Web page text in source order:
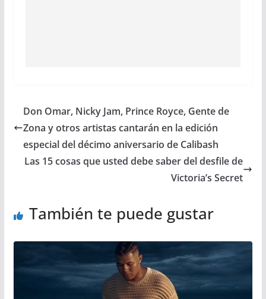
Don Omar, Nicky Jam, Prince Royce, Gente de
Zona y otros artistas cantarán en la edición
especial del décimo aniversario de Calibash
Las 15 cosas que usted debe saber del desfile de
Victoria’s Secret
También te puede gustar